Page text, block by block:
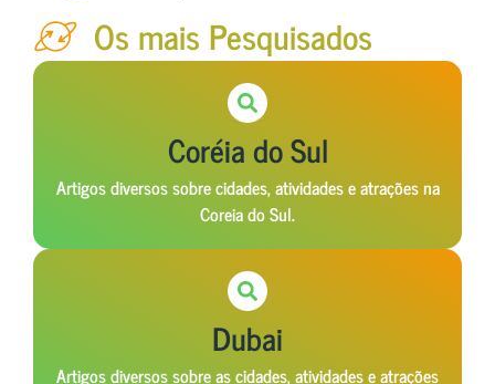
Os mais Pesquisados
Coréia do Sul
Artigos diversos sobre cidades, atividades e atrações na
Coreia do Sul.
Dubai
Artigos diversos sobre as cidades, atividades e atrações